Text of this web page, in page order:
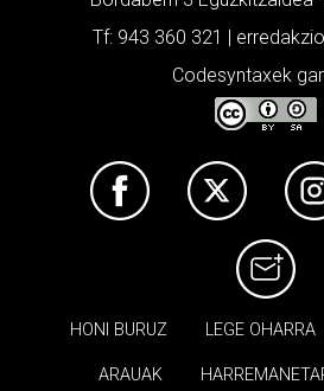
Tf: 943 360 321 |
Codesyntaxek
HONI BURUZ LEGE OHARRA
ARAUAK